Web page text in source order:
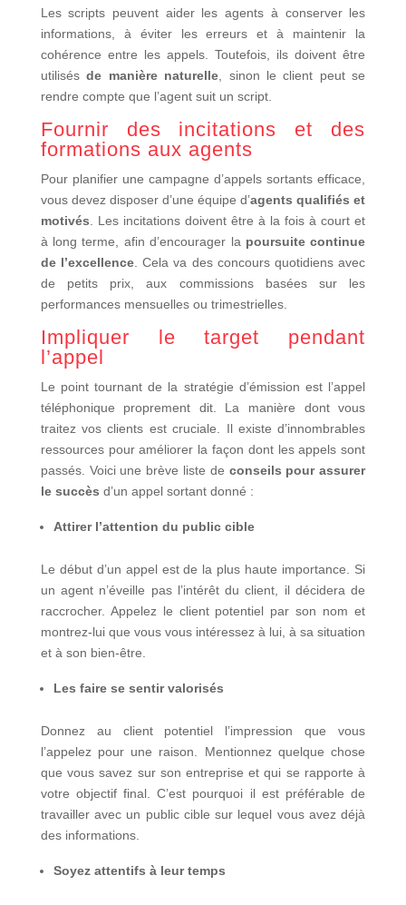
Les scripts peuvent aider les agents à conserver les
informations, à éviter les erreurs et à maintenir la
cohérence entre les appels. Toutefois, ils doivent être
utilisésde manière naturelle, sinon le client peut se
rendre compte que l’agent suit un script.
Fournir des incitations et des
formations aux agents
Pour planifier une campagne d’appels sortants efficace,
vous devez disposer d’une équipe d’agents qualifiés et
motivés. Les incitations doivent être à la fois à court et
à long terme, afin d’encourager la poursuite continue
de l’excellence. Cela va des concours quotidiens avec
de petits prix, aux commissions basées sur les
performances mensuelles ou trimestrielles.
Impliquer le target pendant
l’appel
Le point tournant de la stratégie d’émission est l’appel
téléphonique proprement dit. La manière dont vous
traitez vos clients est cruciale. Il existe d’innombrables
ressources pour améliorer la façon dont les appels sont
passés. Voici une brève liste de conseils pour assurer
le succès d’un appel sortant donné :
Attirer l’attention du public cible
Le début d’un appel est de la plus haute importance. Si
un agent n’éveille pas l’intérêt du client, il décidera de
raccrocher. Appelez le client potentiel par son nom et
montrez-lui que vous vous intéressez à lui, à sa situation
et à son bien-être.
Les faire se sentir valorisés
Donnez au client potentiel l’impression que vous
l’appelez pour une raison. Mentionnez quelque chose
que vous savez sur son entreprise et qui se rapporte à
votre objectif final. C’est pourquoi il est préférable de
travailler avec un public cible sur lequel vous avez déjà
des informations.
Soyez attentifs à leur temps